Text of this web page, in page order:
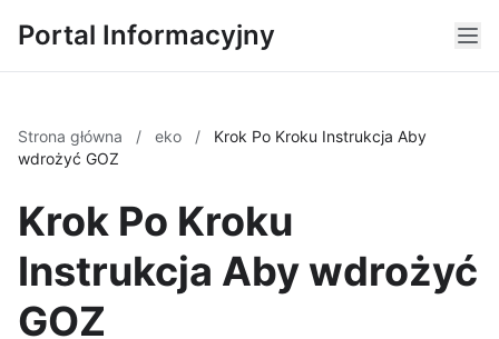
Portal Informacyjny
Strona główna / eko /
Krok Po Kroku Instrukcja Aby
wdrożyć GOZ
Krok Po Kroku
Instrukcja Aby wdrożyć
GOZ